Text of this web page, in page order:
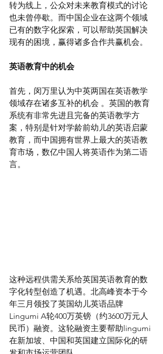
转为线上，公众对未来教育模式的讨论
也未曾停歇。而中国企业在这两个领域
已有的数字化探索，可以帮助英国解决
现有的困境，赢得诸多合作共赢机会。
英语教育中的机会
首先，闵万里认为中英两国在英语教学
领域存在诸多互补的机会 。英国的教育
系统有非常先进且完备的英语教学方
案，特别是针对学龄前幼儿的英语启蒙
教育，而中国拥有世界上最大的英语教
育市场，数亿中国人将英语作为第二语
言。
这种远程供需关系给英国英语教育的数
字化转型创造了机遇。北高峰资本于今
年三月领投了英国幼儿英语品牌
Lingumi A轮400万英镑（约3600万元人
民币）融资。这轮融资主要帮助lingumi
在新加坡、中国和英国建立国际化的研